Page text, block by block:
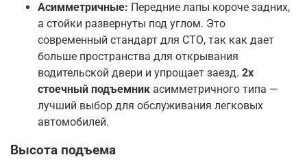
Асимметричные: Передние лапы короче задних,
а стойки развернуты под углом. Это
современный стандарт для СТО, так как дает
больше пространства для открывания
водительской двери и упрощает заезд. 2х
стоечный подъемник асимметричного типа —
лучший выбор для обслуживания легковых
автомобилей.
Высота подъема